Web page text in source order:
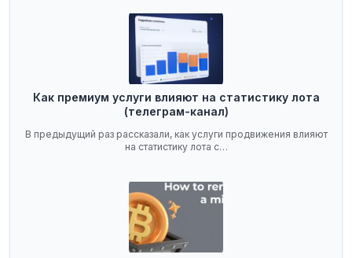
Как премиум услуги влияют на статистику лота
(телеграм-канал)
В предыдущий раз рассказали, как услуги продвижения влияют
на статистику лота с…